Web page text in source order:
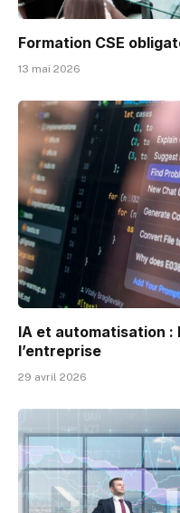
Formation CSE
13 mai 2026
IA et automatisation :
l’entreprise
29 avril 2026